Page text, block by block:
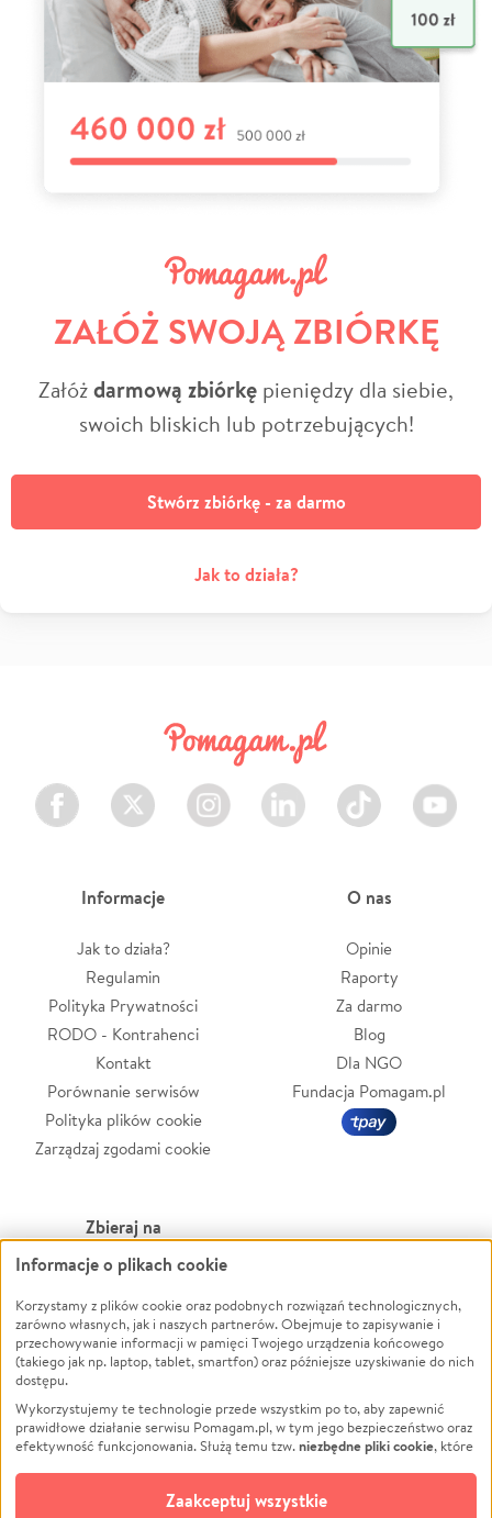
ZAŁÓŻ SWOJĄ ZBIÓRKĘ
Załóżdarmową zbiórkę pieniędzy dla siebie,
swoich bliskich lub potrzebujących!
Stwórz zbiórkę - za darmo
Jak to działa?
Facebook Twitter Instagram LinkedIn TikTok Youtube
Informacje
Jak to działa?
Regulamin
Polityka Prywatności
RODO - Kontrahenci
Kontakt
Porównanie serwisów
Polityka plików cookie
Zarządzaj zgodami cookie
O nas
Opinie
Raporty
Za darmo
Blog
Dla NGO
Fundacja Pomagam.pl
Zbieraj na
Leczenie
Zwierzęta
Pożar
Ukraina
Pomoc Finansowa
Projekty
Pogrzeb
Społeczność lokalna
Powódź
Wichura
NGO
Edukacja
Podróż
Impreza
Ochrona środowiska
Informacje o plikach cookie
Korzystamy z plików cookie oraz podobnych rozwiązań technologicznych,
zarówno własnych, jak i naszych partnerów. Obejmuje to zapisywanie i
przechowywanie informacji w pamięci Twojego urządzenia końcowego
(takiego jak np. laptop, tablet, smartfon) oraz późniejsze uzyskiwanie do nich
dostępu.
Wykorzystujemy te technologie przede wszystkim po to, aby zapewnić
prawidłowe działanie serwisu Pomagam.pl, w tym jego bezpieczeństwo oraz
efektywność funkcjonowania. Służą temu tzw.niezbędne pliki cookie, które
opcjonalnych plików cookie
technologii do celów analitycznych i retargetingowych. Możesz wyrazić
Zaakceptuj wszystkie